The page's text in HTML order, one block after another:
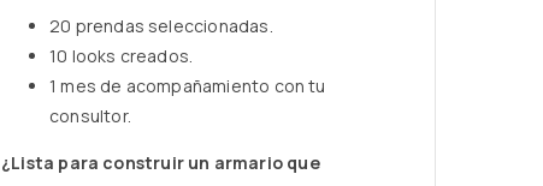
20 prendas seleccionadas.
10 looks creados.
1 mes de acompañamiento con tu
consultor.
¿Lista para construir un armario que